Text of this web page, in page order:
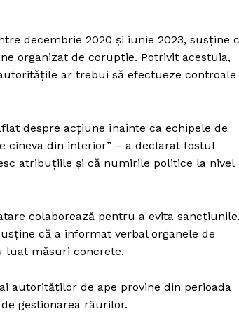
decembrie 2020 și iunie 2023, susține
organizat de corupție. Potrivit acestuia,
ar trebui să efectueze controale
despre acțiune înainte ca echipele de
din interior” – a declarat fostul
atribuțiile și că numirile politice la nivel
colaborează pentru a evita
că a informat verbal organele de
luat măsuri concrete.
autorităților de ape provine din perioada
gestionarea râurilor.